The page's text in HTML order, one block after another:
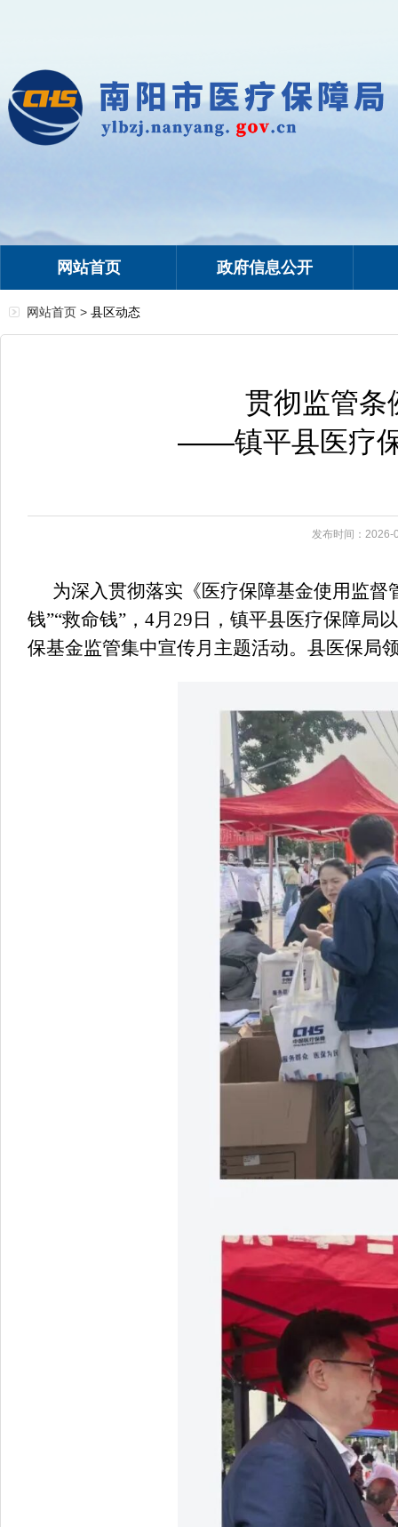
网站首页 政府信息公开
网站首页 > 县区动态
贯彻监管条
——镇平县医疗
发布时间：2026-
为深入贯彻落实《医疗保障基金使用监
钱”“救命钱”，4月29日，镇平县医疗保障局
保基金监管集中宣传月主题活动。县医保局